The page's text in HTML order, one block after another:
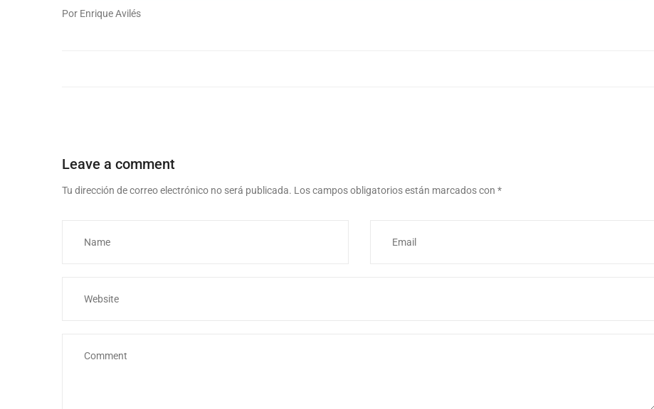
Por Enrique Avilés
Leave a comment
Tu dirección de correo electrónico no será publicada. Los campos obligatorios están marcados con *